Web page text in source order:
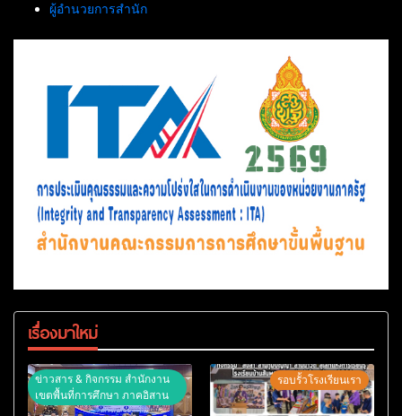
ผู้อำนวยการสำนัก
เรื่องมาใหม่
ข่าวสาร & กิจกรรม สำนักงาน
เขตพื้นที่การศึกษา ภาคอิสาน
รอบรั้วโรงเรียนเรา